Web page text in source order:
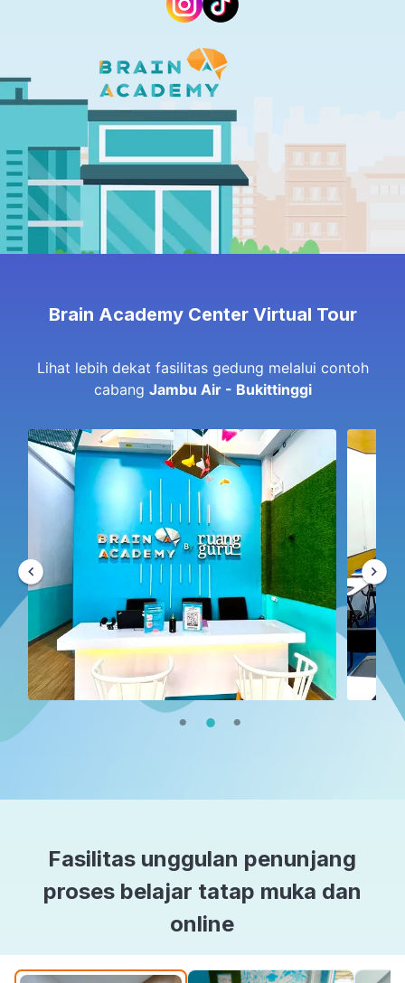
Brain Academy Center Virtual Tour
Lihat lebih dekat fasilitas gedung melalui contoh
cabang Jambu Air - Bukittinggi
Fasilitas unggulan penunjang
proses belajar tatap muka dan
online